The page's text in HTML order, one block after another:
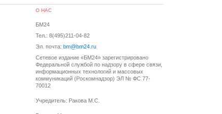
О НАС
БМ24
Тел.: 8(495)211-04-82
Эл. почта: bm@bm24.ru
Сетевое издание «БМ24» зарегистрировано
Федеральной службой по надзору в сфере связи,
информационных технологий и массовых
коммуникаций (Роскомнадзор) ЭЛ № ФС 77-
70012
Учредитель: Ракова М.С.